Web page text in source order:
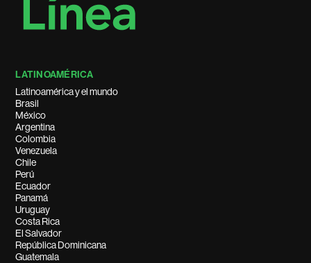
LATINOAMÉRICA
Latinoamérica y el mundo
Brasil
México
Argentina
Colombia
Venezuela
Chile
Perú
Ecuador
Panamá
Uruguay
Costa Rica
El Salvador
República Dominicana
Guatemala